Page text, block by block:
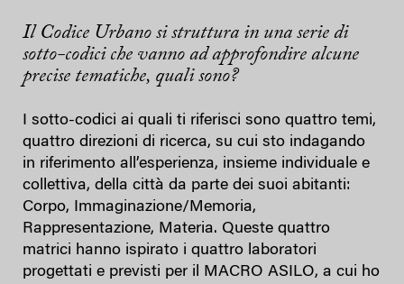
Il Codice Urbano si struttura in una serie di
sotto-codici che vanno ad approfondire alcune
precise tematiche, quali sono?
I sotto-codici ai quali ti riferisci sono quattro temi,
quattro direzioni di ricerca, su cui sto indagando
in riferimento all’esperienza, insieme individuale e
collettiva, della città da parte dei suoi abitanti:
Corpo, Immaginazione/Memoria,
Rappresentazione, Materia. Queste quattro
matrici hanno ispirato i quattro laboratori
progettati e previsti per il MACRO ASILO, a cui ho